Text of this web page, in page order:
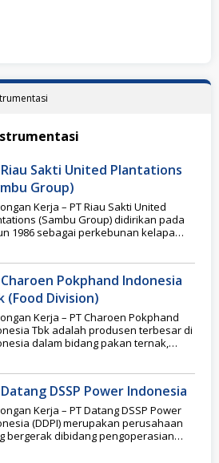
Sakti United Plantations
Group)
Kerja – PT Riau Sakti United
(Sambu Group) didirikan pada
1986 sebagai perkebunan kelapa
Pokphand Indonesia
(Food Division)
Kerja – PT Charoen Pokphand
Tbk adalah produsen terbesar di
dalam bidang pakan ternak,
DSSP Power Indonesia
Kerja – PT Datang DSSP Power
(DDPI) merupakan perusahaan
bergerak dibidang pengoperasian